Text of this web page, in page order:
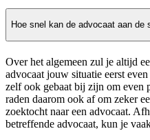
Hoe snel kan de advocaat aan de
Over het algemeen zul je altijd
advocaat jouw situatie eerst
zelf ook gebaat bij zijn om even
raden daarom ook af om zeker
zoektocht naar een advocaat.
betreffende advocaat, kun je